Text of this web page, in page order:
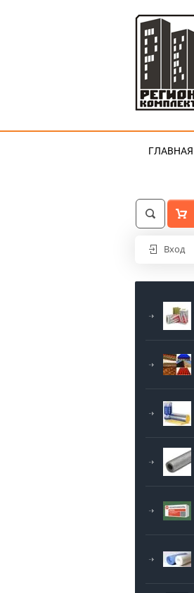
ГЛАВНАЯ
Вход